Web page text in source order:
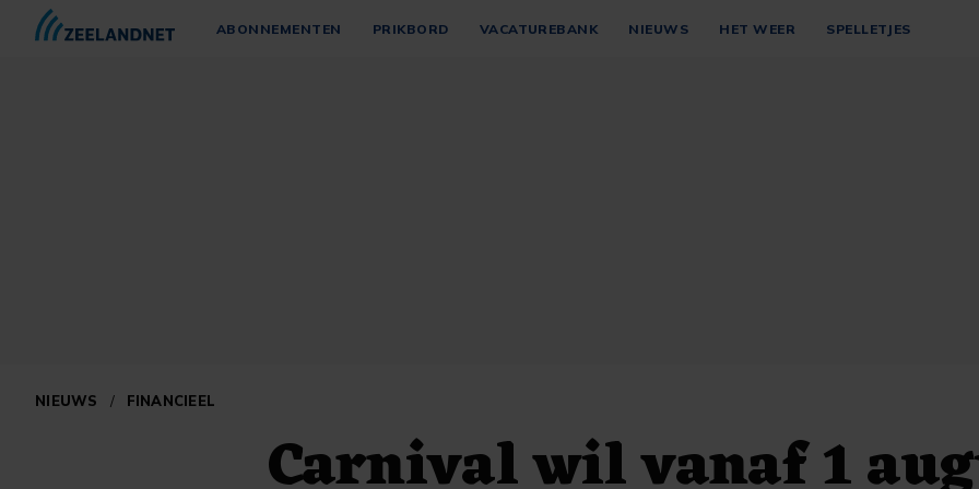
ABONNEMENTEN PRIKBORD VACATUREBANK NIEUWS HET WEER SPELLETJES
NIEUWS / FINANCIEEL